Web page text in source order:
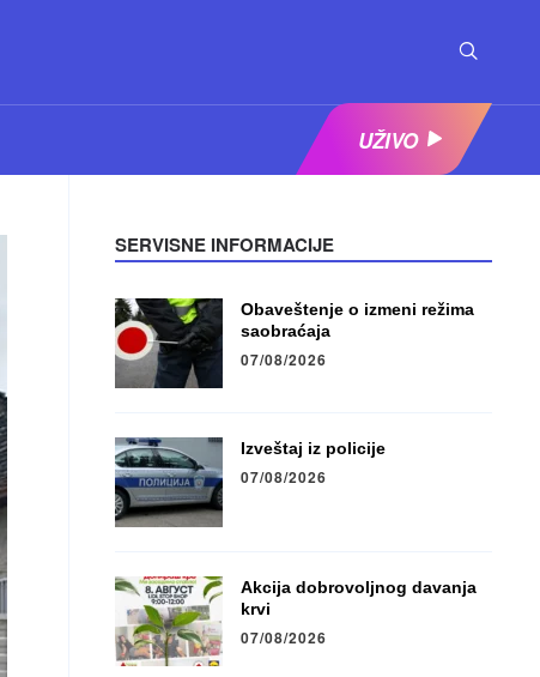
UŽIVO
SERVISNE INFORMACIJE
Obaveštenje o izmeni režima
saobraćaja
07/08/2026
Izveštaj iz policije
07/08/2026
Akcija dobrovoljnog davanja
krvi
07/08/2026